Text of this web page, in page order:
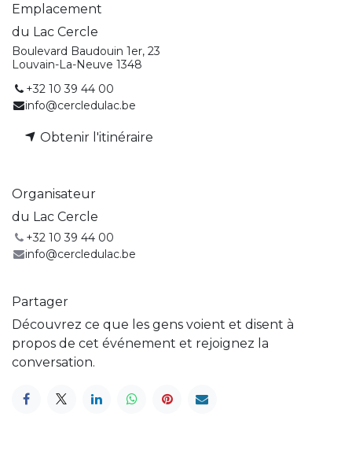
Emplacement
du Lac Cercle
Boulevard Baudouin 1er, 23
Louvain-La-Neuve 1348
+32 10 39 44 00
info@cercledulac.be
Obtenir l'itinéraire
Organisateur
du Lac Cercle
+32 10 39 44 00
info@cercledulac.be
Partager
Découvrez ce que les gens voient et disent à
propos de cet événement et rejoignez la
conversation.